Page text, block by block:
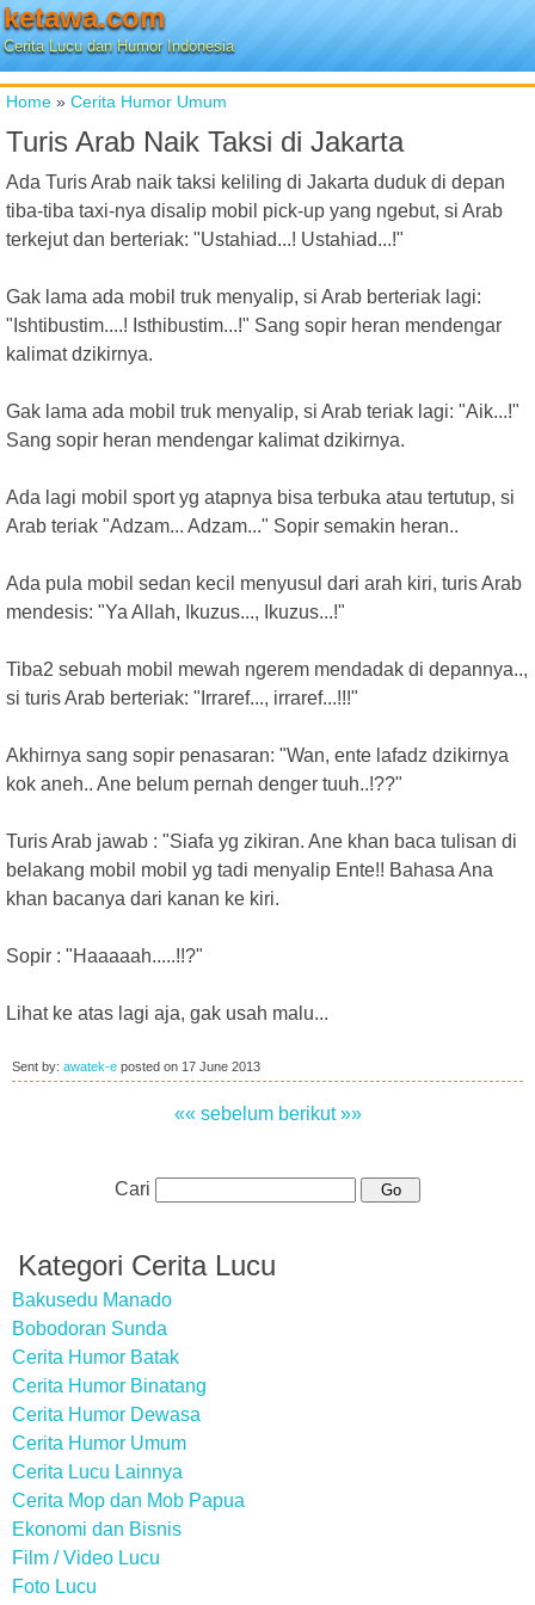
ketawa.com
Cerita Lucu dan Humor Indonesia
Home » Cerita Humor Umum
Turis Arab Naik Taksi di Jakarta
Ada Turis Arab naik taksi keliling di Jakarta duduk di depan
tiba-tiba taxi-nya disalip mobil pick-up yang ngebut, si Arab
terkejut dan berteriak: "Ustahiad...! Ustahiad...!"
Gak lama ada mobil truk menyalip, si Arab berteriak lagi:
"Ishtibustim....! Isthibustim...!" Sang sopir heran mendengar
kalimat dzikirnya.
Gak lama ada mobil truk menyalip, si Arab teriak lagi: "Aik...!"
Sang sopir heran mendengar kalimat dzikirnya.
Ada lagi mobil sport yg atapnya bisa terbuka atau tertutup, si
Arab teriak "Adzam... Adzam..." Sopir semakin heran..
Ada pula mobil sedan kecil menyusul dari arah kiri, turis Arab
mendesis: "Ya Allah, Ikuzus..., Ikuzus...!"
Tiba2 sebuah mobil mewah ngerem mendadak di depannya..,
si turis Arab berteriak: "Irraref..., irraref...!!!"
Akhirnya sang sopir penasaran: "Wan, ente lafadz dzikirnya
kok aneh.. Ane belum pernah denger tuuh..!??"
Turis Arab jawab : "Siafa yg zikiran. Ane khan baca tulisan di
belakang mobil mobil yg tadi menyalip Ente!! Bahasa Ana
khan bacanya dari kanan ke kiri.
Sopir : "Haaaaah.....!!?"
Lihat ke atas lagi aja, gak usah malu...
Sent by: awatek-e posted on 17 June 2013
«« sebelum berikut »»
Cari
Kategori Cerita Lucu
Bakusedu Manado
Bobodoran Sunda
Cerita Humor Batak
Cerita Humor Binatang
Cerita Humor Dewasa
Cerita Humor Umum
Cerita Lucu Lainnya
Cerita Mop dan Mob Papua
Ekonomi dan Bisnis
Film / Video Lucu
Foto Lucu